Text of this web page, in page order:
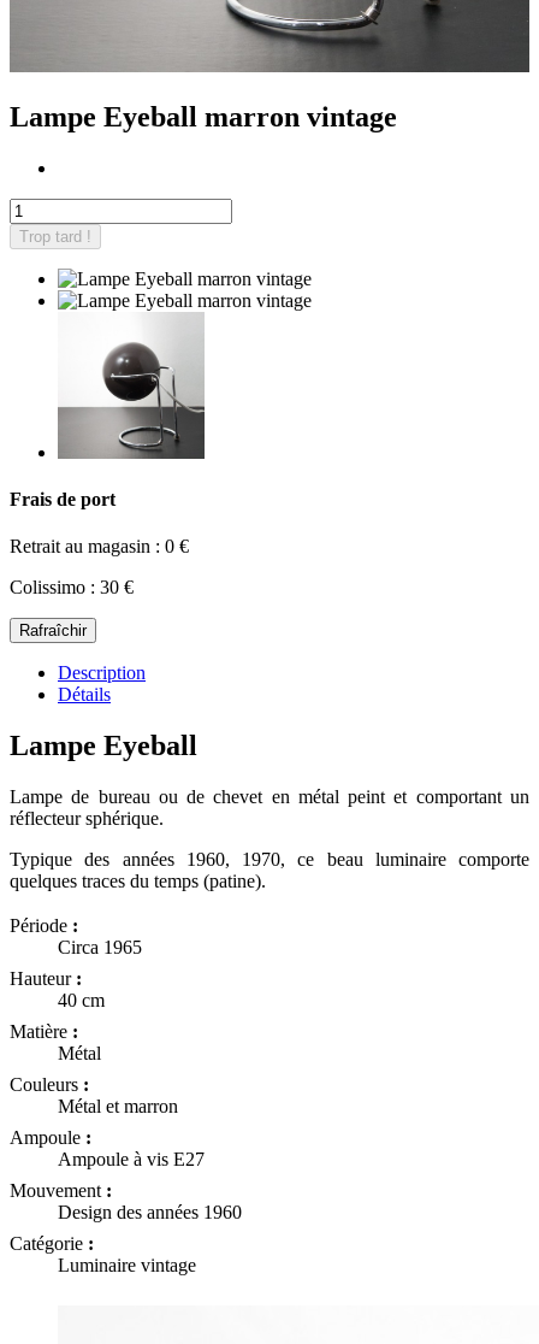
Lampe Eyeball marron vintage
Trop tard !
Frais de port
Retrait au magasin : 0 €
Colissimo : 30 €
Description
Détails
Lampe Eyeball
Lampe de bureau ou de chevet en métal peint et comportant un
réflecteur sphérique.
Typique des années 1960, 1970, ce beau luminaire comporte
quelques traces du temps (patine).
Période :
Circa 1965
Hauteur :
40 cm
Matière :
Métal
Couleurs :
Métal et marron
Ampoule :
Ampoule à vis E27
Mouvement :
Design des années 1960
Catégorie :
Luminaire vintage